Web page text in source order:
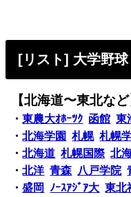
[リスト] 大学野
【北海道〜東北など
・東農大ｵﾎｰﾂｸ 函館 東
・北海学園 札幌 札幌
・北海道 札幌国際 北
・北洋 青森 八戸学院
・盛岡 ﾉｰｽｱｼﾞｱ大 東北